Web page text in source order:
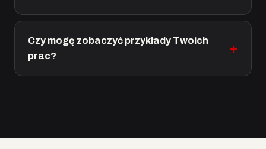
Czy mogę zobaczyć przykłady Twoich
prac?